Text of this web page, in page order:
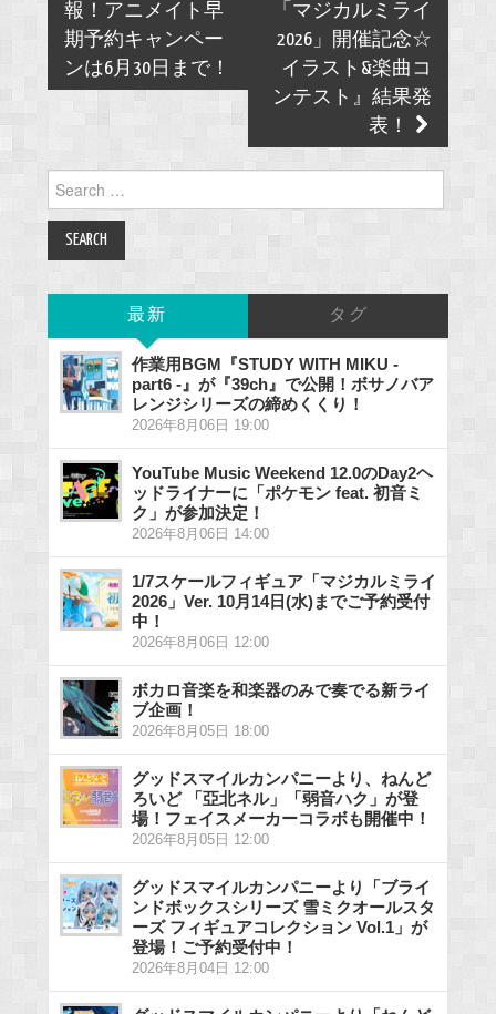
報！アニメイト早
期予約キャンペー
ンは6月30日まで！
「マジカルミライ
2026」開催記念☆
イラスト&楽曲コ
ンテスト』結果発
表！
for:
最新 タグ
作業用BGM『STUDY WITH MIKU -
part6 -』が『39ch』で公開！ボサノバア
レンジシリーズの締めくくり！
2026年8月06日 19:00
YouTube Music Weekend 12.0のDay2ヘ
ッドライナーに「ポケモン feat. 初音ミ
ク」が参加決定！
2026年8月06日 14:00
1/7スケールフィギュア「マジカルミライ
2026」Ver. 10月14日(水)までご予約受付
中！
2026年8月06日 12:00
ボカロ音楽を和楽器のみで奏でる新ライ
ブ企画！
2026年8月05日 18:00
グッドスマイルカンパニーより、ねんど
ろいど 「亞北ネル」「弱音ハク」が登
場！フェイスメーカーコラボも開催中！
2026年8月05日 12:00
グッドスマイルカンパニーより「ブライ
ンドボックスシリーズ 雪ミクオールスタ
ーズ フィギュアコレクション Vol.1」が
登場！ご予約受付中！
2026年8月04日 12:00